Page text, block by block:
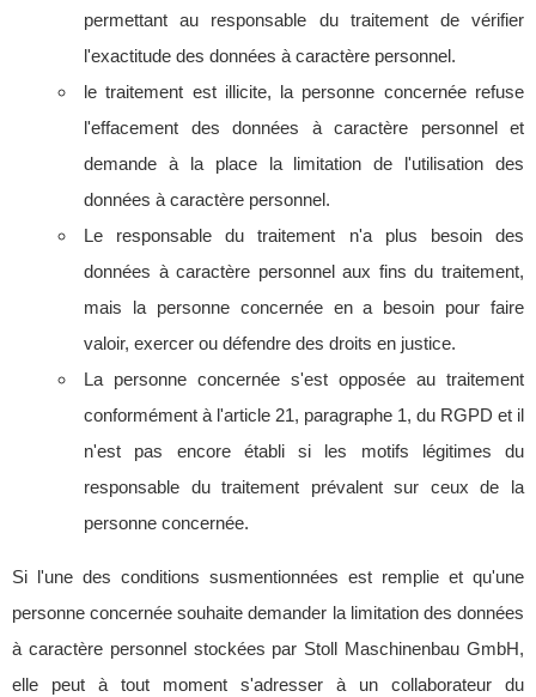
permettant au responsable du traitement de vérifier
l'exactitude des données à caractère personnel.
le traitement est illicite, la personne concernée refuse
l'effacement des données à caractère personnel et
demande à la place la limitation de l'utilisation des
données à caractère personnel.
Le responsable du traitement n'a plus besoin des
données à caractère personnel aux fins du traitement,
mais la personne concernée en a besoin pour faire
valoir, exercer ou défendre des droits en justice.
La personne concernée s'est opposée au traitement
conformément à l'article 21, paragraphe 1, du RGPD et il
n'est pas encore établi si les motifs légitimes du
responsable du traitement prévalent sur ceux de la
personne concernée.
Si l'une des conditions susmentionnées est remplie et qu'une
personne concernée souhaite demander la limitation des données
à caractère personnel stockées par Stoll Maschinenbau GmbH,
elle peut à tout moment s'adresser à un collaborateur du